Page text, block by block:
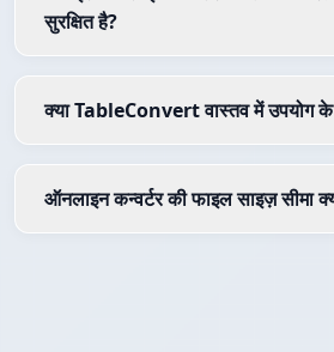
सुरक्षित है?
क्या TableConvert वास्तव में उपयोग के
ऑनलाइन कन्वर्टर की फाइल साइज़ सीमा